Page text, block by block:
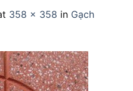
358 × 358 in Gạch